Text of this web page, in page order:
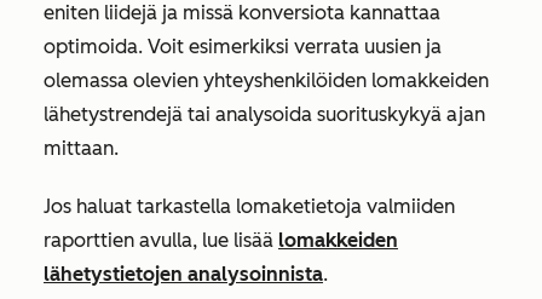
eniten liidejä ja missä konversiota kannattaa
optimoida. Voit esimerkiksi verrata uusien ja
olemassa olevien yhteyshenkilöiden lomakkeiden
lähetystrendejä tai analysoida suorituskykyä ajan
mittaan.
Jos haluat tarkastella lomaketietoja valmiiden
raporttien avulla, lue lisää lomakkeiden
lähetystietojen analysoinnista.